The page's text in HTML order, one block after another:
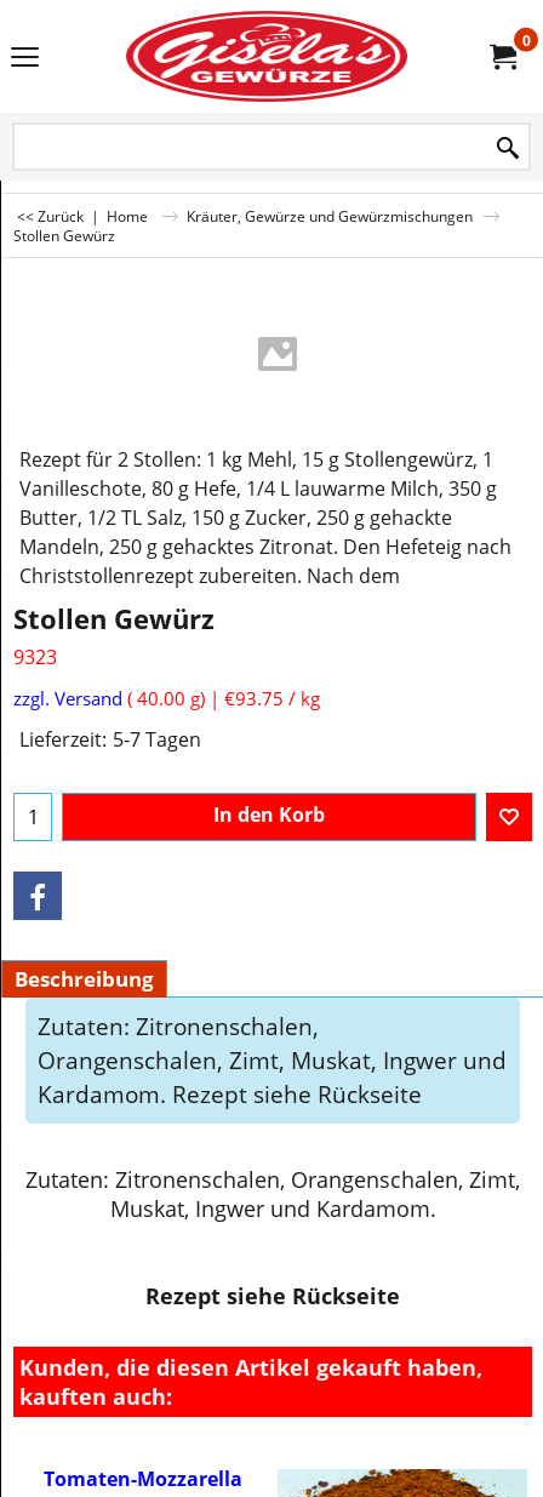
0
<< Zurück | Home
Kräuter, Gewürze und Gewürzmischungen
Stollen Gewürz
Rezept für 2 Stollen: 1 kg Mehl, 15 g Stollengewürz, 1
Vanilleschote, 80 g Hefe, 1/4 L lauwarme Milch, 350 g
Butter, 1/2 TL Salz, 150 g Zucker, 250 g gehackte
Mandeln, 250 g gehacktes Zitronat. Den Hefeteig nach
Christstollenrezept zubereiten. Nach dem
Stollen Gewürz
9323
zzgl. Versand 40.00 g €93.75 / kg
Lieferzeit: 5-7 Tagen
In den Korb
Beschreibung
Zutaten: Zitronenschalen,
Orangenschalen, Zimt, Muskat, Ingwer und
Kardamom. Rezept siehe Rückseite
Zutaten: Zitronenschalen, Orangenschalen, Zimt,
Muskat, Ingwer und Kardamom.
Rezept siehe Rückseite
Kunden, die diesen Artikel gekauft haben,
kauften auch:
Tomaten-Mozzarella